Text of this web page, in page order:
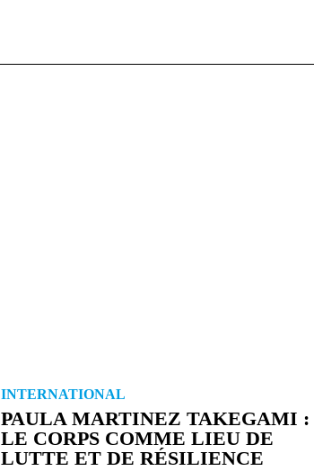
INTERNATIONAL
PAULA MARTINEZ TAKEGAMI :
LE CORPS COMME LIEU DE
LUTTE ET DE RÉSILIENCE